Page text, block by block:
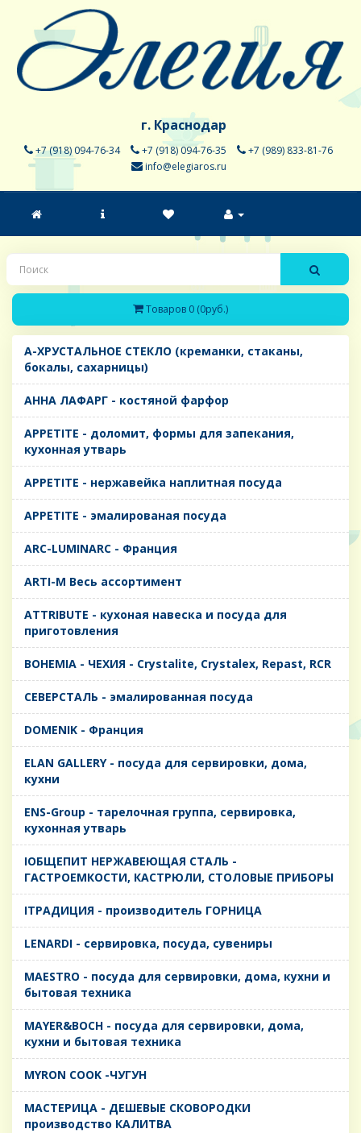
г. Краснодар
+7 (918) 094-76-34 +7 (918) 094-76-35
+7 (989) 833-81-76
info@elegiaros.ru
Товаров 0 (0руб.)
A-ХРУСТАЛЬНОЕ СТЕКЛО (креманки, стаканы,
бокалы, сахарницы)
AHHA ЛАФАРГ - костяной фарфор
APPETITE - доломит, формы для запекания,
кухонная утварь
APPETITE - нержавейка наплитная посуда
APPETITE - эмалированая посуда
ARC-LUMINARC - Франция
ARTI-M Весь ассортимент
ATTRIBUTE - кухоная навеска и посуда для
приготовления
BOHEMIA - ЧЕХИЯ - Crystalite, Crystalex, Repast, RCR
CЕВЕРСТАЛЬ - эмалированная посуда
DOMENIK - Франция
ELAN GALLERY - посуда для сервировки, дома,
кухни
ENS-Group - тарелочная группа, сервировка,
кухонная утварь
IОБЩЕПИТ НЕРЖАВЕЮЩАЯ СТАЛЬ -
ГАСТРОЕМКОСТИ, КАСТРЮЛИ, СТОЛОВЫЕ ПРИБОРЫ
IТРАДИЦИЯ - производитель ГОРНИЦА
LENARDI - сервировка, посуда, сувениры
MAESTRO - посуда для сервировки, дома, кухни и
бытовая техника
MAYER&BOCH - посуда для сервировки, дома,
кухни и бытовая техника
MYRON COOK -ЧУГУН
MАСТЕРИЦА - ДЕШЕВЫЕ СКОВОРОДКИ
производство КАЛИТВА